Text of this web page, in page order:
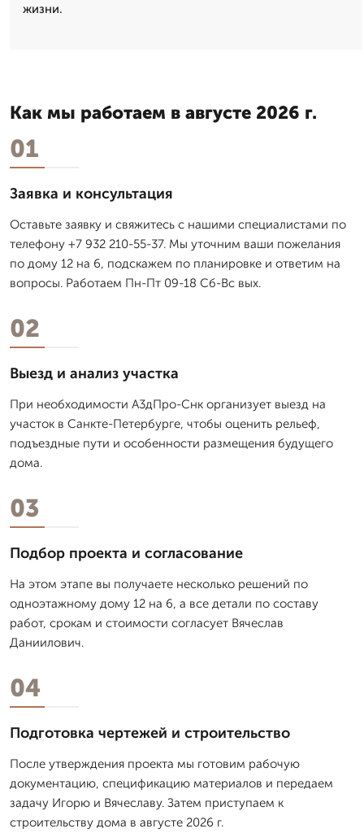
жизни.
Как мы работаем в августе 2026 г.
01
Заявка и консультация
Оставьте заявку и свяжитесь с нашими специалистами по
телефону +7 932 210-55-37. Мы уточним ваши пожелания
по дому 12 на 6, подскажем по планировке и ответим на
вопросы. Работаем Пн-Пт 09-18 Сб-Вс вых.
02
Выезд и анализ участка
При необходимости А3дПро-Снк организует выезд на
участок в Санкте-Петербурге, чтобы оценить рельеф,
подъездные пути и особенности размещения будущего
дома.
03
Подбор проекта и согласование
На этом этапе вы получаете несколько решений по
одноэтажному дому 12 на 6, а все детали по составу
работ, срокам и стоимости согласует Вячеслав
Даниилович.
04
Подготовка чертежей и строительство
После утверждения проекта мы готовим рабочую
документацию, спецификацию материалов и передаем
задачу Игорю и Вячеславу. Затем приступаем к
строительству дома в августе 2026 г.